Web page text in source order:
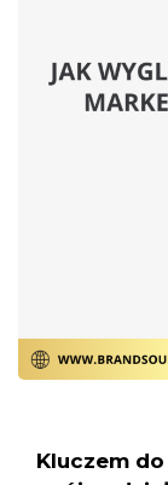
Kluczem